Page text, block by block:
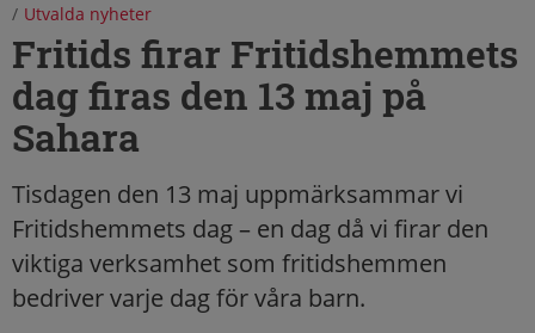
/ Utvalda nyheter
Fritids firar Fritidshemmets
dag firas den 13 maj på
Sahara
Tisdagen den 13 maj uppmärksammar vi
Fritidshemmets dag – en dag då vi firar den
viktiga verksamhet som fritidshemmen
bedriver varje dag för våra barn.